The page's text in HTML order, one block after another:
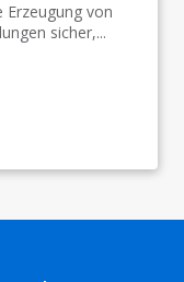
Erzeugung von
sicher,...